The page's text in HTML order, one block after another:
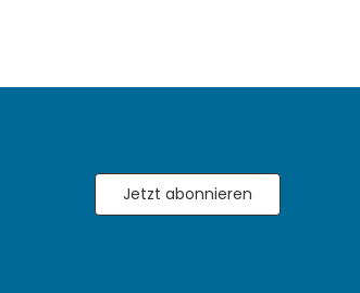
Jetzt abonnieren